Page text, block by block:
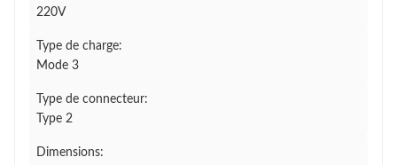
220V
Type de charge:
Mode 3
Type de connecteur:
Type 2
Dimensions: